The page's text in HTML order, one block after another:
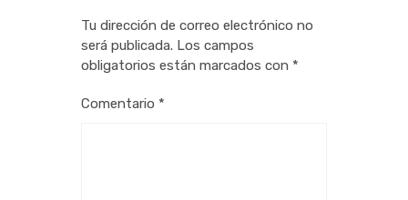
Tu dirección de correo electrónico no
será publicada. Los campos
obligatorios están marcados con *
Comentario *